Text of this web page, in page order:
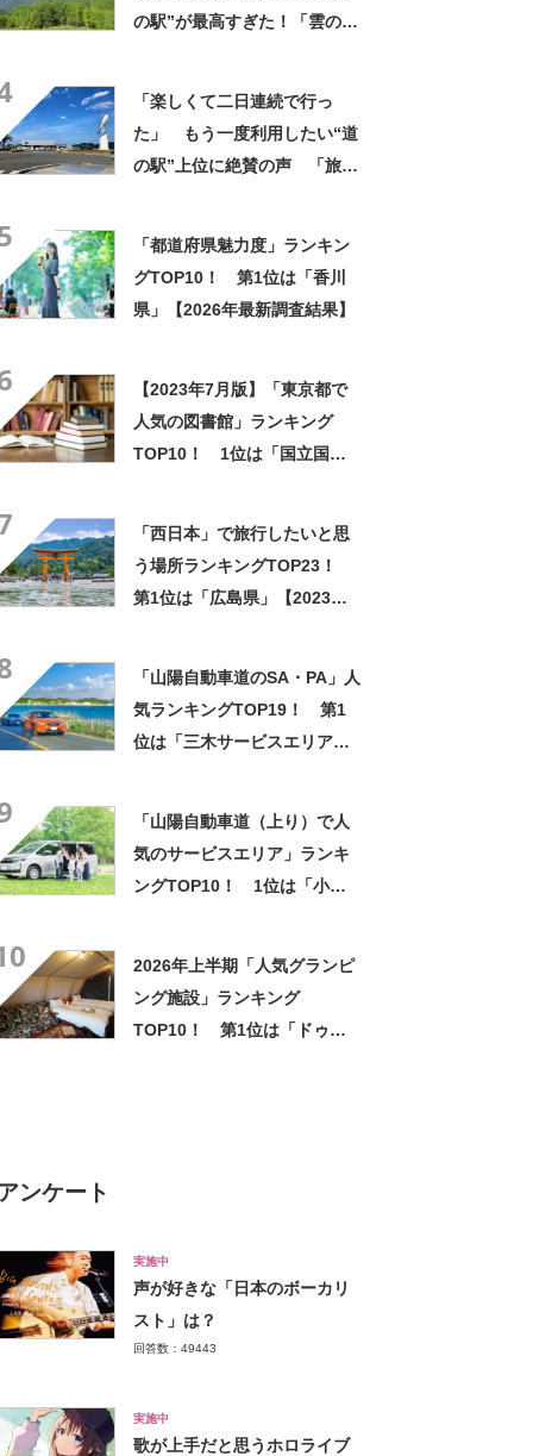
の駅”が最高すぎた！「雲の上
「楽しくて二日連続で行っ
た」 もう一度利用したい“道
の駅”上位に絶賛の声 「旅の
「都道府県魅力度」ランキン
グTOP10！ 第1位は「香川
県」【2026年最新調査結果】
【2023年7月版】「東京都で
人気の図書館」ランキング
TOP10！ 1位は「国立国会
「西日本」で旅行したいと思
う場所ランキングTOP23！
第1位は「広島県」【2023年
「山陽自動車道のSA・PA」人
気ランキングTOP19！ 第1
位は「三木サービスエリア
「山陽自動車道（上り）で人
気のサービスエリア」ランキ
ングTOP10！ 1位は「小谷
2026年上半期「人気グランピ
ング施設」ランキング
TOP10！ 第1位は「ドゥカ
アンケート
実施中
声が好きな「日本のボーカリ
スト」は？
回答数：49443
実施中
歌が上手だと思うホロライブ